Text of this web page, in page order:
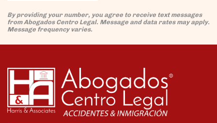
By providing your number, you agree to receive text messages
from Abogados Centro Legal. Message and data rates may apply.
Message frequency varies.